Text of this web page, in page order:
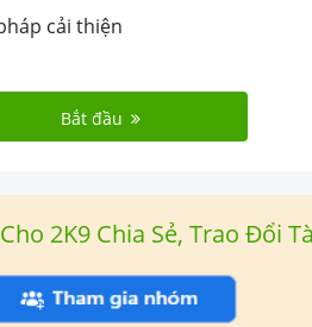
cải thiện
Bắt đầu
2K9 Chia Sẻ, Trao Đổi